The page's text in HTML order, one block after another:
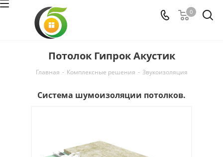
0
Потолок Гипрок Акустик
Главная - Комплексные решения - Звукоизоляция
Система шумоизоляции потолков.